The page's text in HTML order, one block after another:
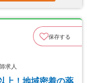
保存する
求人